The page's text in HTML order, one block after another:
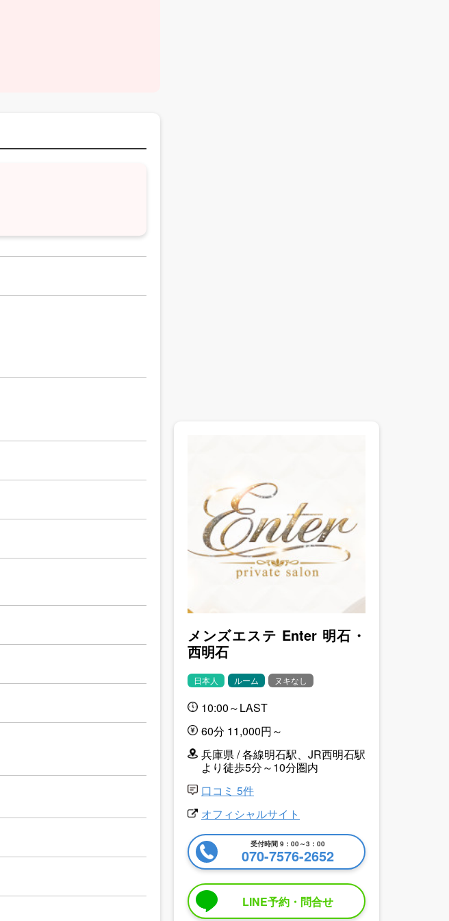
メンズエステ Enter 明石・
西明石
日本人 ルーム ヌキなし
10:00～LAST
60分 11,000円～
兵庫県 / 各線明石駅、JR西明石駅
より徒歩5分～10分圏内
口コミ 5件
オフィシャルサイト
受付時間 9：00～3：00
070-7576-2652
LINE予約・問合せ